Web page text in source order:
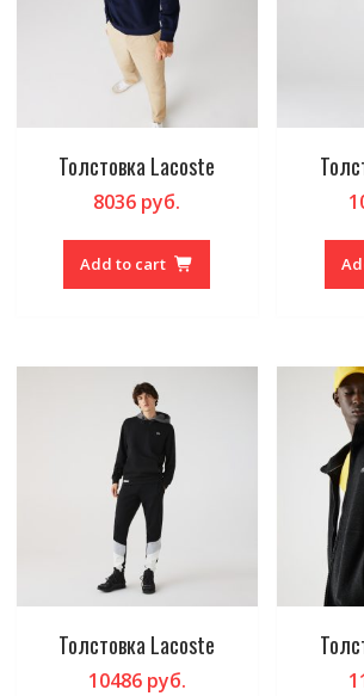
Толстовка Lacoste
8036 руб.
Add to cart
Толстовка Lacoste
10486руб.